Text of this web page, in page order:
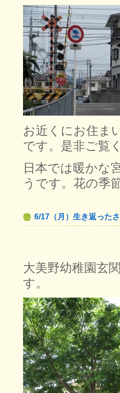
お近くにお住ま
です。是非ご覧
日本では暖かな
うです。花の季
6/17（月）生き返った
大美野幼稚園玄
す。